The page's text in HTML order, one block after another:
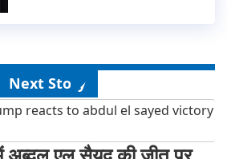
Next Story
reacts to abdul el sayed victory